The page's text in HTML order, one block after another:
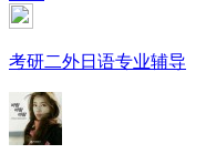
考研二外日语专业辅导